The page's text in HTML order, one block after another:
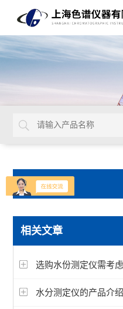
产品分类
水份测定仪
水分仪
卡尔费休
相关文章
选购水份测定仪需考
水分测定仪的产品介